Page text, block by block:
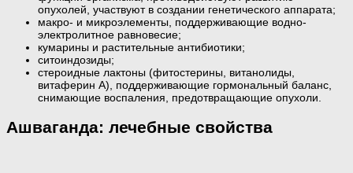
опухолей, участвуют в создании генетического аппарата;
макро- и микроэлементы, поддерживающие водно-
электролитное равновесие;
кумарины и растительные антибиотики;
ситоиндозиды;
стероидные лактоны (фитостерины, витанолиды,
витаферин А), поддерживающие гормональный баланс,
снимающие воспаления, предотвращающие опухоли.
Ашваганда: лечебные свойства